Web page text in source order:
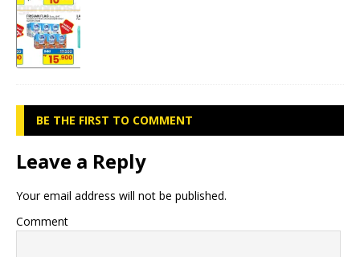
BE THE FIRST TO COMMENT
Leave a Reply
Your email address will not be published.
Comment